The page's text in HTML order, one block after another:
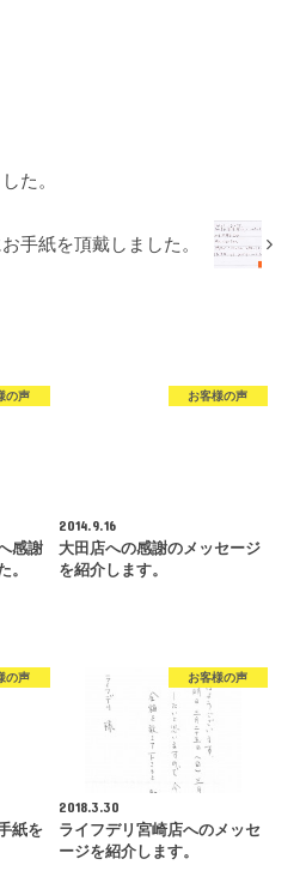
た。
手紙を頂戴しました。
の声
感謝
。
お客様の声
2014.9.16
大田店への感謝のメッセージ
を紹介します。
の声
紙を
お客様の声
2018.3.30
ライフデリ宮崎店へのメッセ
ージを紹介します。